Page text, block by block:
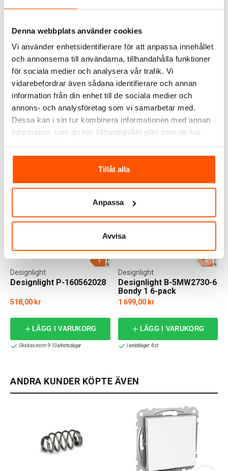
Denna webbplats använder cookies
Vi använder enhetsidentifierare för att anpassa innehållet
och annonserna till användarna, tillhandahålla funktioner
för sociala medier och analysera vår trafik. Vi
vidarebefordrar även sådana identifierare och annan
information från din enhet till de sociala medier och
annons- och analysföretag som vi samarbetar med.
Dessa kan i sin tur kombinera informationen med annan
information som du har tillhandahållit eller som de har
Tillåt alla
Anpassa
Avvisa
Får ej monteras mot brännbart material eller övertäckas av
SPECIFIKATIONER
DOKUMENT
FRÅGOR & SVAR
ALTERNATIVA PRODUKTER
Designlight P-160562028
Designlight
518,00 kr
LÄGG I VARUKORG
Skickas inom 9-10 arbetsdagar
Designlight B-5MW2730-6
Bondy 1 6-pack
Designlight
1 699,00 kr
LÄGG I VARUKORG
I webblager: 8 st
ANDRA KUNDER KÖPTE ÄVEN